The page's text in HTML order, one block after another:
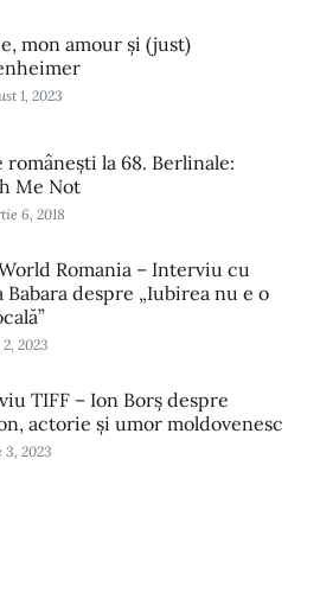
mon amour și (just)
1, 2023
româneşti la 68. Berlinale:
Me Not
6, 2018
Romania – Interviu cu
Babara despre „Iubirea nu e o
2023
TIFF – Ion Borș despre
actorie și umor moldovenesc
3, 2023